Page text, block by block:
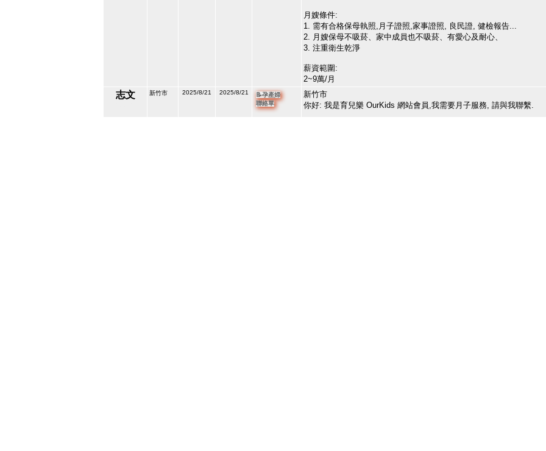
月嫂條件:
1. 需有合格保母執照,月子證照,家事證照, 良民證, 健檢報告...
2. 月嫂保母不吸菸、家中成員也不吸菸、有愛心及耐心、
3. 注重衛生乾淨
薪資範圍:
2~9萬/月
志文 新竹市 2025/8/21 2025/8/21
📝孕產婦
聯絡單
新竹市
你好: 我是育兒樂 OurKids 網站會員,我需要月子服務, 請與我聯繫.